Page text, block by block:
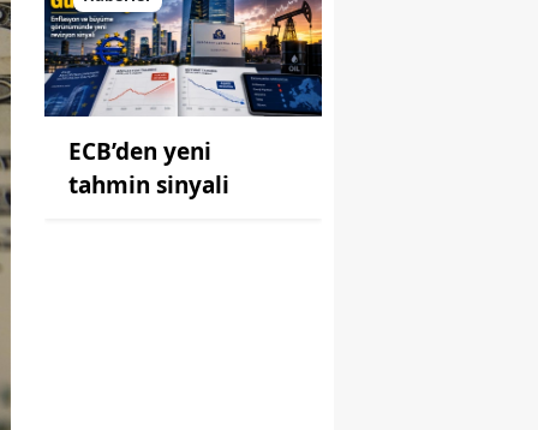
ECB’den yeni
tahmin sinyali